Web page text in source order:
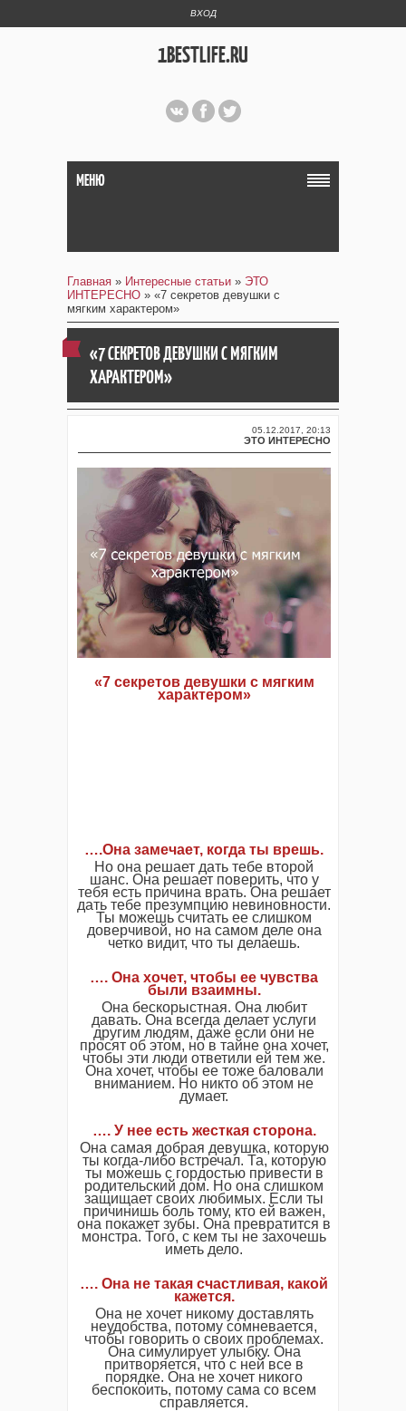
ВХОД
1BESTLIFE.RU
МЕНЮ
Главная » Интересные статьи » ЭТО
ИНТЕРЕСНО » «7 секретов девушки с
мягким характером»
«7 СЕКРЕТОВ ДЕВУШКИ С МЯГКИМ
ХАРАКТЕРОМ»
05.12.2017, 20:13
ЭТО ИНТЕРЕСНО
«7 секретов девушки с мягким
характером»
….Она замечает, когда ты врешь.
Но она решает дать тебе второй
шанс. Она решает поверить, что у
тебя есть причина врать. Она решает
дать тебе презумпцию невиновности.
Ты можешь считать ее слишком
доверчивой, но на самом деле она
четко видит, что ты делаешь.
…. Она хочет, чтобы ее чувства
были взаимны.
Она бескорыстная. Она любит
давать. Она всегда делает услуги
другим людям, даже если они не
просят об этом, но в тайне она хочет,
чтобы эти люди ответили ей тем же.
Она хочет, чтобы ее тоже баловали
вниманием. Но никто об этом не
думает.
…. У нее есть жесткая сторона.
Она самая добрая девушка, которую
ты когда-либо встречал. Та, которую
ты можешь с гордостью привести в
родительский дом. Но она слишком
защищает своих любимых. Если ты
причинишь боль тому, кто ей важен,
она покажет зубы. Она превратится в
монстра. Того, с кем ты не захочешь
иметь дело.
…. Она не такая счастливая, какой
кажется.
Она не хочет никому доставлять
неудобства, потому сомневается,
чтобы говорить о своих проблемах.
Она симулирует улыбку. Она
притворяется, что с ней все в
порядке. Она не хочет никого
беспокоить, потому сама со всем
справляется.